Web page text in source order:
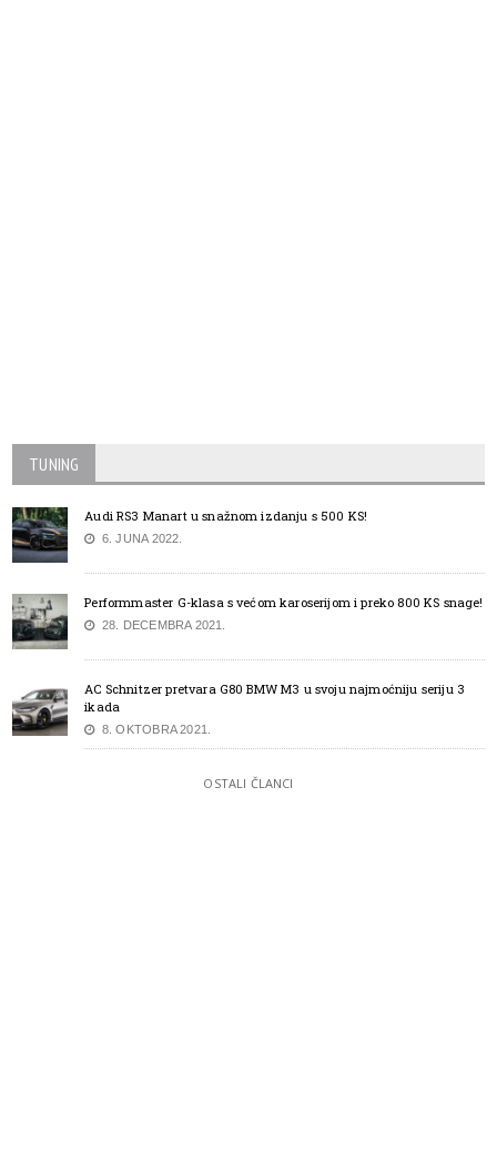
TUNING
Audi RS3 Manart u snažnom izdanju s 500 KS!
6. JUNA 2022.
Performmaster G-klasa s većom karoserijom i preko 800 KS snage!
28. DECEMBRA 2021.
AC Schnitzer pretvara G80 BMW M3 u svoju najmoćniju seriju 3
ikada
8. OKTOBRA 2021.
OSTALI ČLANCI